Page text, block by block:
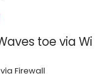
toe via Wi